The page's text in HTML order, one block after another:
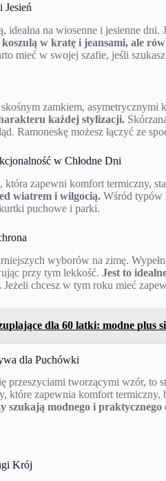
Jesień
idealna na wiosenne i jesienne
w kratę i jeansami, ale
mieć w swojej szafie, jeśli
zamkiem,
każdej stylizacji.
Ramoneskę możesz łączyć ze
w Chłodne Dni
która zapewni komfort termiczny,
wiatrem i wilgocią. Wśród typów
puchowe i parki.
wyborów na zimę.
przy tym lekkość.Jest to
Jeżeli chcesz w tym roku mieć
dla 60 latki: modne plus
dla Puchówki
przeszyciami tworzącymi wzór,
które zapewnia komfort
szukają modnego i
Krój